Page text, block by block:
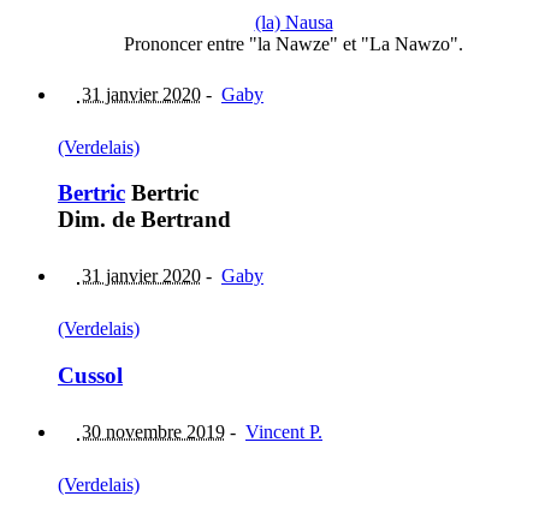
(la) Nausa
Prononcer entre "la Nawze" et "La Nawzo".
31 janvier 2020 - Gaby
(Verdelais)
Bertric Bertric
Dim. de Bertrand
31 janvier 2020 - Gaby
(Verdelais)
Cussol
30 novembre 2019 - Vincent P.
(Verdelais)